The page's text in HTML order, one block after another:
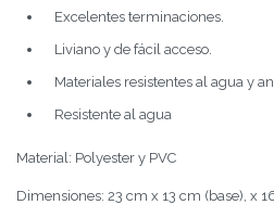
Excelentes terminaciones.
Liviano y de fácil acceso.
Materiales resistentes al agua y
Resistente al agua
Material: Polyester y PVC
Dimensiones: 23 cm x 13 cm (base), x